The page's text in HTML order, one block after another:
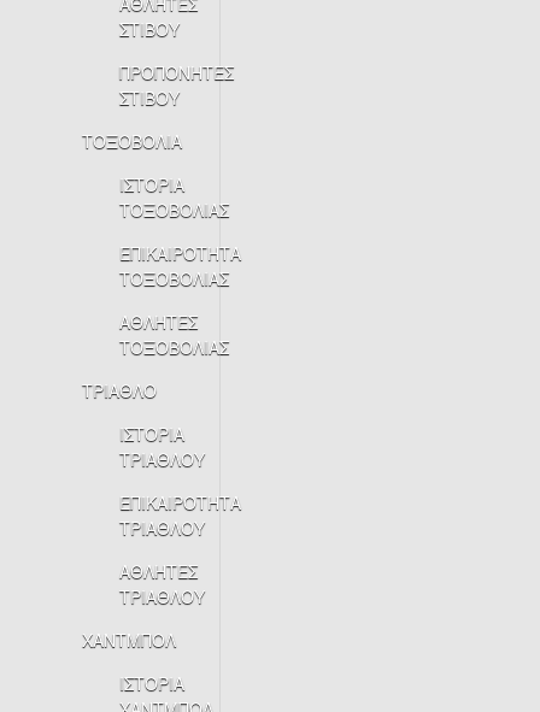
ΣΤΙΒΟΥ
ΠΡΟΠΟΝΗΤΕΣ
ΣΤΙΒΟΥ
ΤΟΞΟΒΟΛΙΑ
ΙΣΤΟΡΙΑ
ΤΟΞΟΒΟΛΙΑΣ
ΕΠΙΚΑΙΡΟΤΗΤΑ
ΤΟΞΟΒΟΛΙΑΣ
ΑΘΛΗΤΕΣ
ΤΟΞΟΒΟΛΙΑΣ
ΤΡΙΑΘΛΟ
ΙΣΤΟΡΙΑ
ΤΡΙΑΘΛΟΥ
ΕΠΙΚΑΙΡΟΤΗΤΑ
ΤΡΙΑΘΛΟΥ
ΑΘΛΗΤΕΣ
ΤΡΙΑΘΛΟΥ
ΧΑΝΤΜΠΟΛ
ΙΣΤΟΡΙΑ